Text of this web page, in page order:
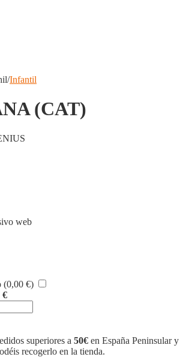
Infantil
(CAT)
web
(0,00 €)
€
superiores a 50€ en España Peninsular y
recogerlo en la tienda.